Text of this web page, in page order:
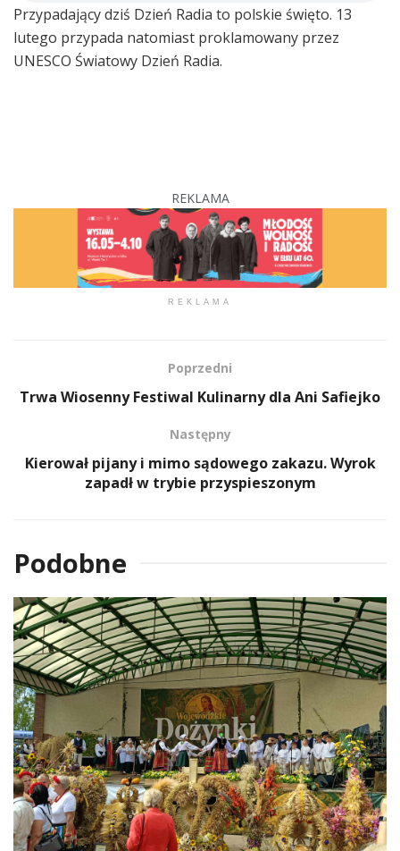
Przypadający dziś Dzień Radia to polskie święto. 13
lutego przypada natomiast proklamowany przez
UNESCO Światowy Dzień Radia.
REKLAMA
REKLAMA
Poprzedni
Trwa Wiosenny Festiwal Kulinarny dla Ani Safiejko
Następny
Kierował pijany i mimo sądowego zakazu. Wyrok
zapadł w trybie przyspieszonym
Podobne